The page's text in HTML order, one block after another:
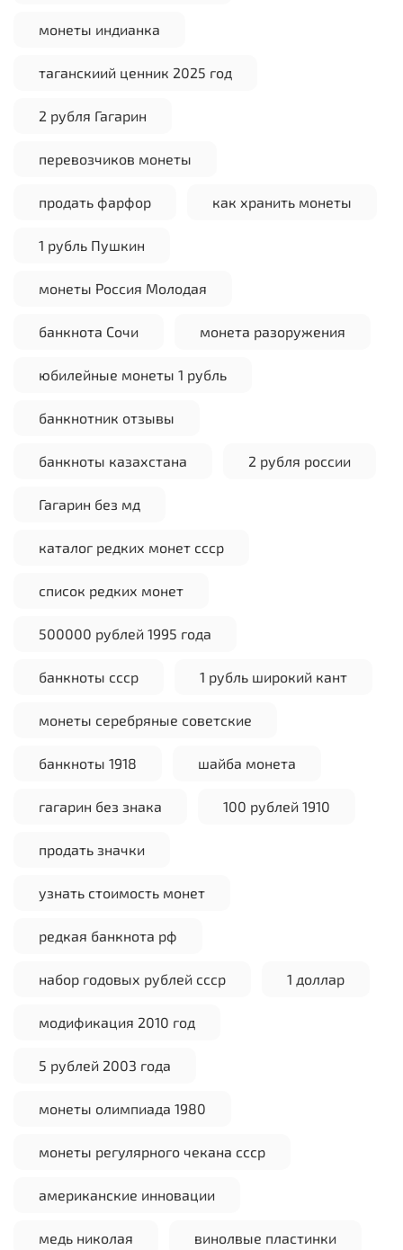
монеты индианка
таганскиий ценник 2025 год
2 рубля Гагарин
перевозчиков монеты
продать фарфор как хранить монеты
1 рубль Пушкин
монеты Россия Молодая
банкнота Сочи монета разоружения
юбилейные монеты 1 рубль
банкнотник отзывы
банкноты казахстана 2 рубля россии
Гагарин без мд
каталог редких монет ссср
список редких монет
500000 рублей 1995 года
банкноты ссср 1 рубль широкий кант
монеты серебряные советские
банкноты 1918 шайба монета
гагарин без знака 100 рублей 1910
продать значки
узнать стоимость монет
редкая банкнота рф
набор годовых рублей ссср 1 доллар
модификация 2010 год
5 рублей 2003 года
монеты олимпиада 1980
монеты регулярного чекана ссср
американские инновации
медь николая винолвые пластинки